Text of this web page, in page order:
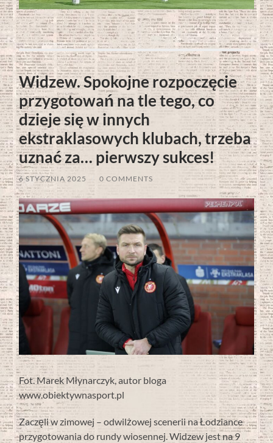
Widzew. Spokojne rozpoczęcie
przygotowań na tle tego, co
dzieje się w innych
ekstraklasowych klubach, trzeba
uznać za… pierwszy sukces!
6 STYCZNIA 2025 0 COMMENTS
Fot. Marek Młynarczyk, autor bloga
www.obiektywnasport.pl
Zaczęli w zimowej – odwilżowej scenerii na Łodziance
przygotowania do rundy wiosennej. Widzew jest na 9